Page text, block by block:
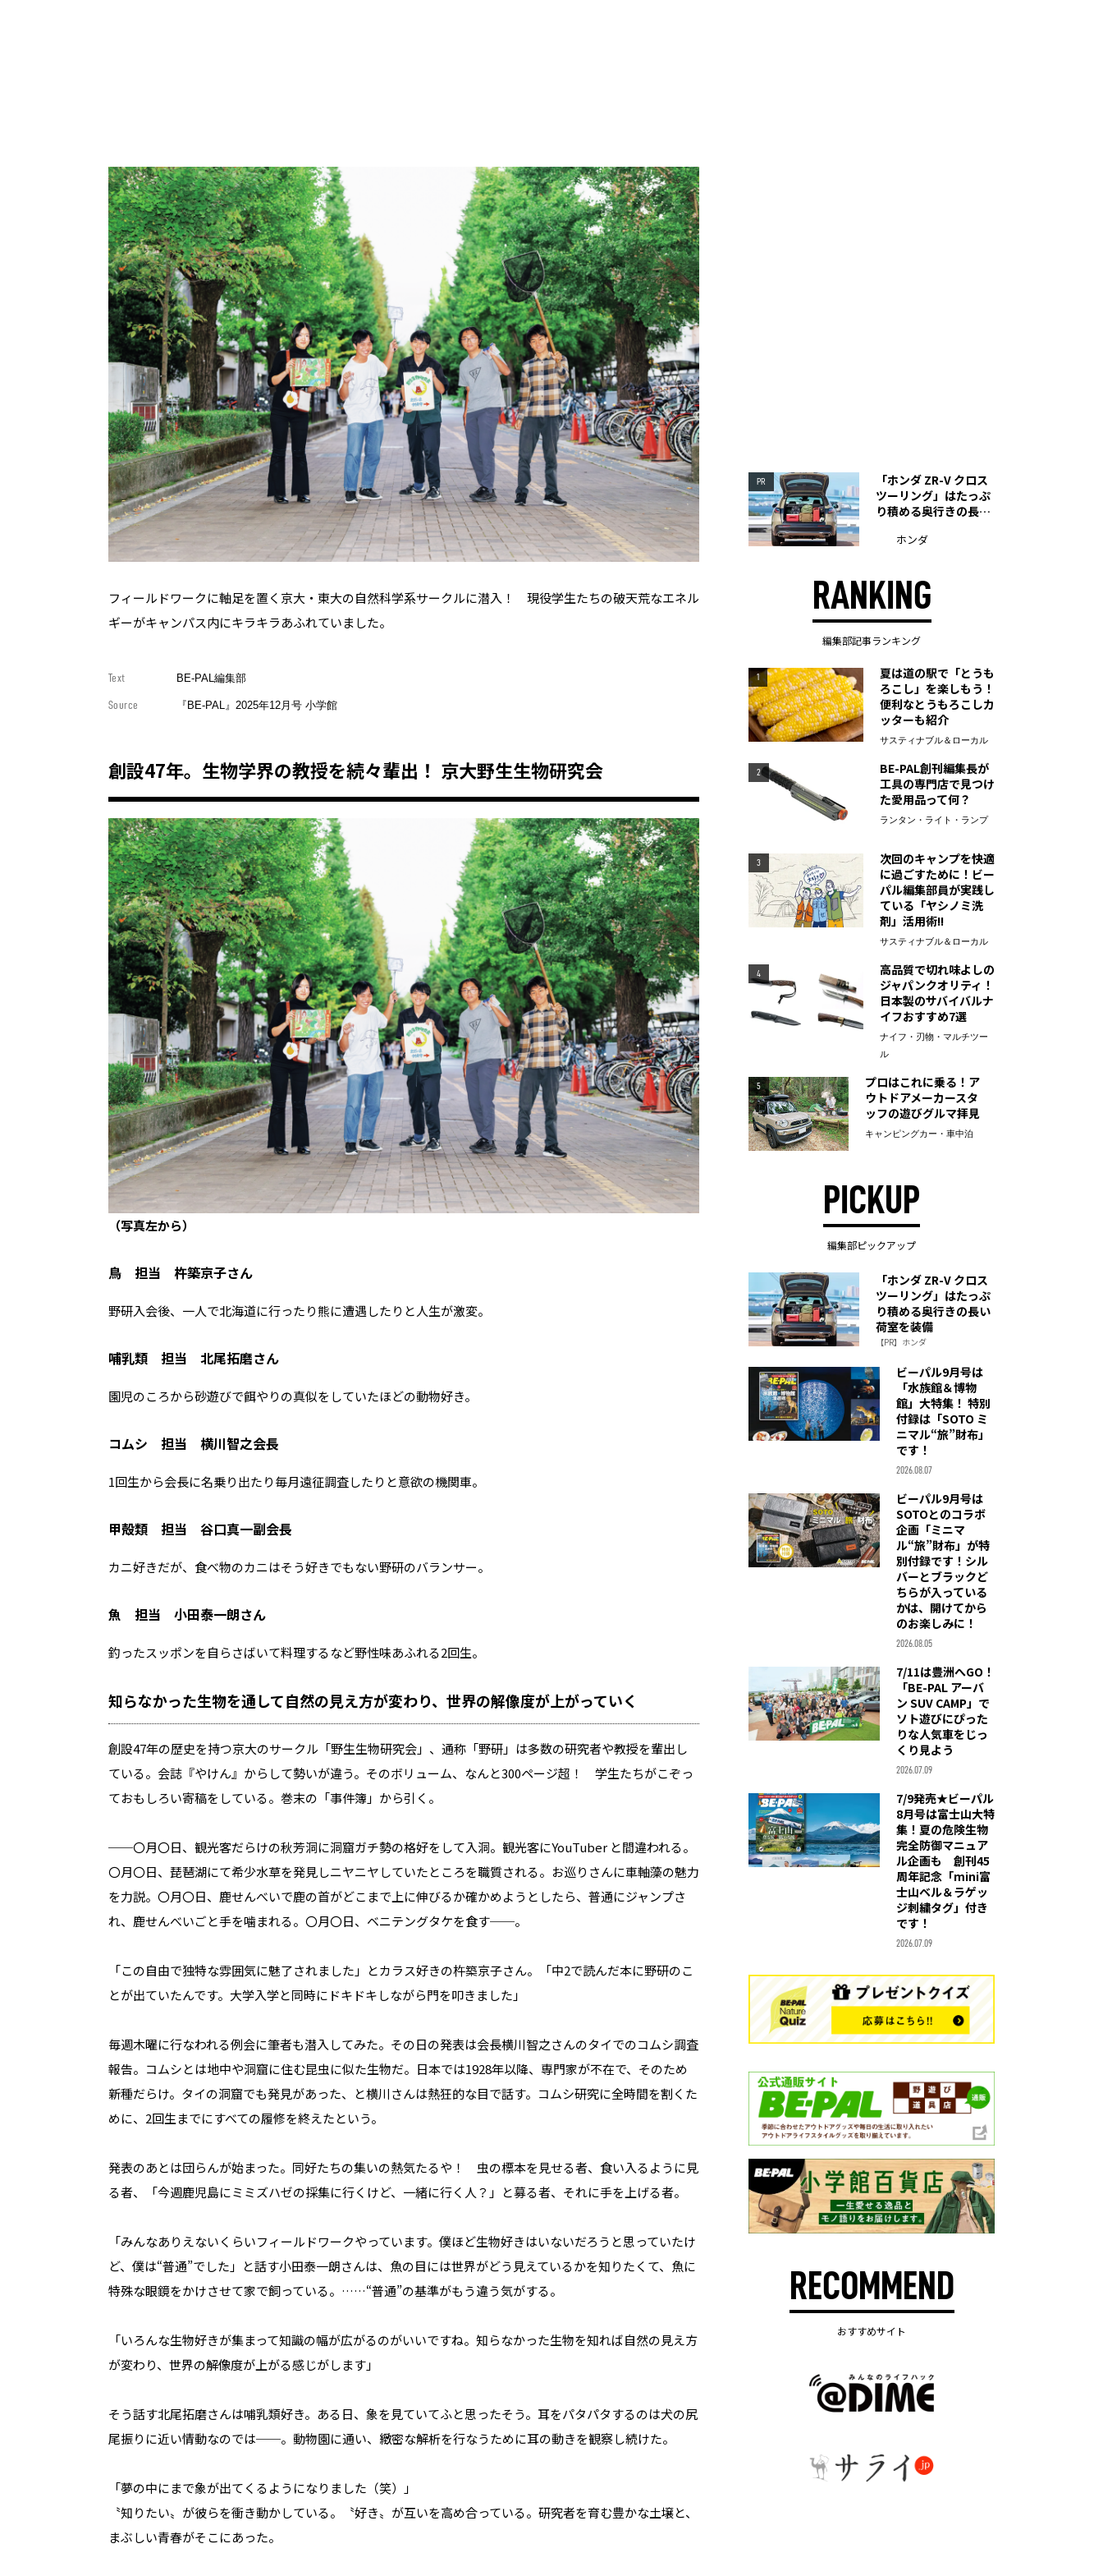
フィールドワークに軸足を置く京大・東大の自然科学系サークルに潜入！ 現役学生たちの破天荒なエネル
ギーがキャンパス内にキラキラあふれていました。
Text BE-PAL編集部
Source 『BE-PAL』2025年12月号 小学館
創設47年。生物学界の教授を続々輩出！ 京大野生生物研究会
（写真左から）
鳥 担当 杵築京子さん
野研入会後、一人で北海道に行ったり熊に遭遇したりと人生が激変。
哺乳類 担当 北尾拓磨さん
園児のころから砂遊びで餌やりの真似をしていたほどの動物好き。
コムシ 担当 横川智之会長
1回生から会長に名乗り出たり毎月遠征調査したりと意欲の機関車。
甲殻類 担当 谷口真一副会長
カニ好きだが、食べ物のカニはそう好きでもない野研のバランサー。
魚 担当 小田泰一朗さん
釣ったスッポンを自らさばいて料理するなど野性味あふれる2回生。
知らなかった生物を通して自然の見え方が変わり、世界の解像度が上がっていく
創設47年の歴史を持つ京大のサークル「野生生物研究会」、通称「野研」は多数の研究者や教授を輩出し
ている。会誌『やけん』からして勢いが違う。そのボリューム、なんと300ページ超！ 学生たちがこぞっ
ておもしろい寄稿をしている。巻末の「事件簿」から引く。
──〇月〇日、観光客だらけの秋芳洞に洞窟ガチ勢の格好をして入洞。観光客にYouTuber と間違われる。
〇月〇日、琵琶湖にて希少水草を発見しニヤニヤしていたところを職質される。お巡りさんに車軸藻の魅力
を力説。〇月〇日、鹿せんべいで鹿の首がどこまで上に伸びるか確かめようとしたら、普通にジャンプさ
れ、鹿せんべいごと手を噛まれる。〇月〇日、ベニテングタケを食す──。
「この自由で独特な雰囲気に魅了されました」とカラス好きの杵築京子さん。「中2で読んだ本に野研のこ
とが出ていたんです。大学入学と同時にドキドキしながら門を叩きました」
毎週木曜に行なわれる例会に筆者も潜入してみた。その日の発表は会長横川智之さんのタイでのコムシ調査
報告。コムシとは地中や洞窟に住む昆虫に似た生物だ。日本では1928年以降、専門家が不在で、そのため
新種だらけ。タイの洞窟でも発見があった、と横川さんは熱狂的な目で話す。コムシ研究に全時間を割くた
めに、2回生までにすべての履修を終えたという。
発表のあとは団らんが始まった。同好たちの集いの熱気たるや！ 虫の標本を見せる者、食い入るように見
る者、「今週鹿児島にミミズハゼの採集に行くけど、一緒に行く人？」と募る者、それに手を上げる者。
「みんなありえないくらいフィールドワークやっています。僕ほど生物好きはいないだろうと思っていたけ
ど、僕は“普通”でした」と話す小田泰一朗さんは、魚の目には世界がどう見えているかを知りたくて、魚に
特殊な眼鏡をかけさせて家で飼っている。……“普通”の基準がもう違う気がする。
「いろんな生物好きが集まって知識の幅が広がるのがいいですね。知らなかった生物を知れば自然の見え方
が変わり、世界の解像度が上がる感じがします」
そう話す北尾拓磨さんは哺乳類好き。ある日、象を見ていてふと思ったそう。耳をパタパタするのは犬の尻
尾振りに近い情動なのでは──。動物園に通い、緻密な解析を行なうために耳の動きを観察し続けた。
「夢の中にまで象が出てくるようになりました（笑）」
〝知りたい〟が彼らを衝き動かしている。〝好き〟が互いを高め合っている。研究者を育む豊かな土壌と、
まぶしい青春がそこにあった。
PR
「ホンダ ZR-V クロス
ツーリング」はたっぷ
り積める奥行きの長い
ホンダ
RANKING
編集部記事ランキング
1
夏は道の駅で「とうも
ろこし」を楽しもう！
便利なとうもろこしカ
ッターも紹介
サスティナブル＆ローカル
2
BE-PAL創刊編集長が
工具の専門店で見つけ
た愛用品って何？
ランタン・ライト・ランプ
3
次回のキャンプを快適
に過ごすために！ビー
パル編集部員が実践し
ている「ヤシノミ洗
剤」活用術!!
サスティナブル＆ローカル
4
高品質で切れ味よしの
ジャパンクオリティ！
日本製のサバイバルナ
イフおすすめ7選
ナイフ・刃物・マルチツー
ル
5
プロはこれに乗る！ア
ウトドアメーカースタ
ッフの遊びグルマ拝見
キャンピングカー・車中泊
PICKUP
編集部ピックアップ
「ホンダ ZR-V クロス
ツーリング」はたっぷ
り積める奥行きの長い
荷室を装備
【PR】ホンダ
ビーパル9月号は
「水族館＆博物
館」大特集！ 特別
付録は「SOTO ミ
ニマル“旅”財布」
です！
2026.08.07
ビーパル9月号は
SOTOとのコラボ
企画「ミニマ
ル“旅”財布」が特
別付録です！シル
バーとブラックど
ちらが入っている
かは、開けてから
のお楽しみに！
2026.08.05
7/11は豊洲へGO！
「BE-PAL アーバ
ン SUV CAMP」で
ソト遊びにぴった
りな人気車をじっ
くり見よう
2026.07.09
7/9発売★ビーパル
8月号は富士山大特
集！夏の危険生物
完全防御マニュア
ル企画も 創刊45
周年記念「mini富
士山ベル＆ラゲッ
ジ刺繍タグ」付き
です！
2026.07.09
RECOMMEND
おすすめサイト